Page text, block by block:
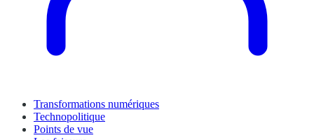
Transformations numériques
Technopolitique
Points de vue